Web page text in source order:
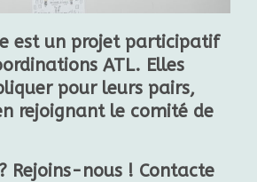
est un projet participatif
ATL. Elles
pour leurs pairs,
rejoignant le comité de
Rejoins-nous ! Contacte